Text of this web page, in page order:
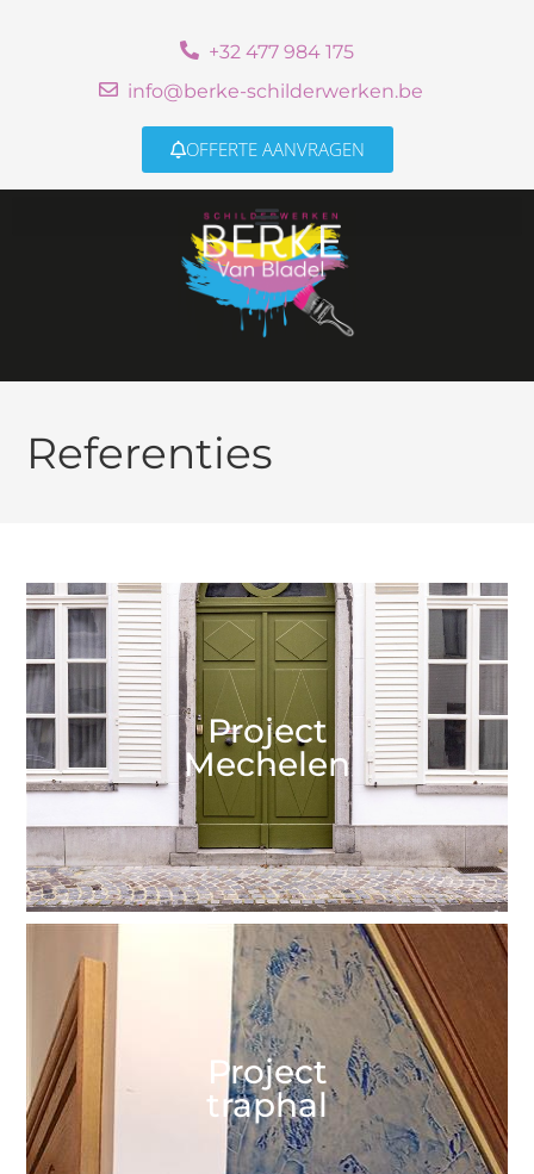
+32 477 984 175
info@berke-schilderwerken.be
OFFERTE AANVRAGEN
Referenties
Project
Mechelen
Project
traphal